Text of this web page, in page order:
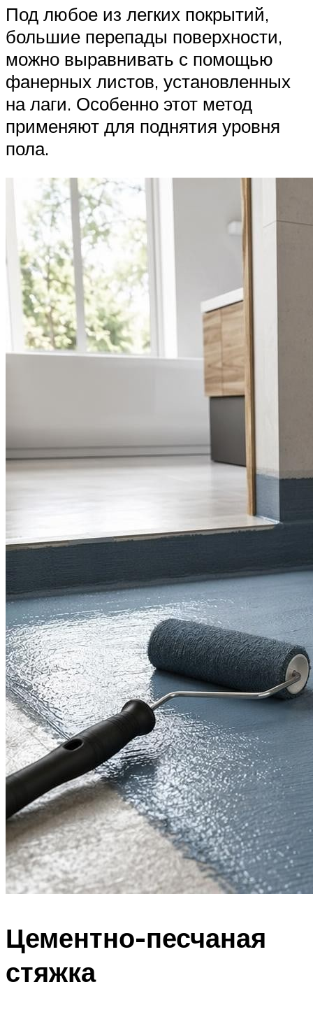
Под любое из легких покрытий,
большие перепады поверхности,
можно выравнивать с помощью
фанерных листов, установленных
на лаги. Особенно этот метод
применяют для поднятия уровня
пола.
Цементно-песчаная
стяжка